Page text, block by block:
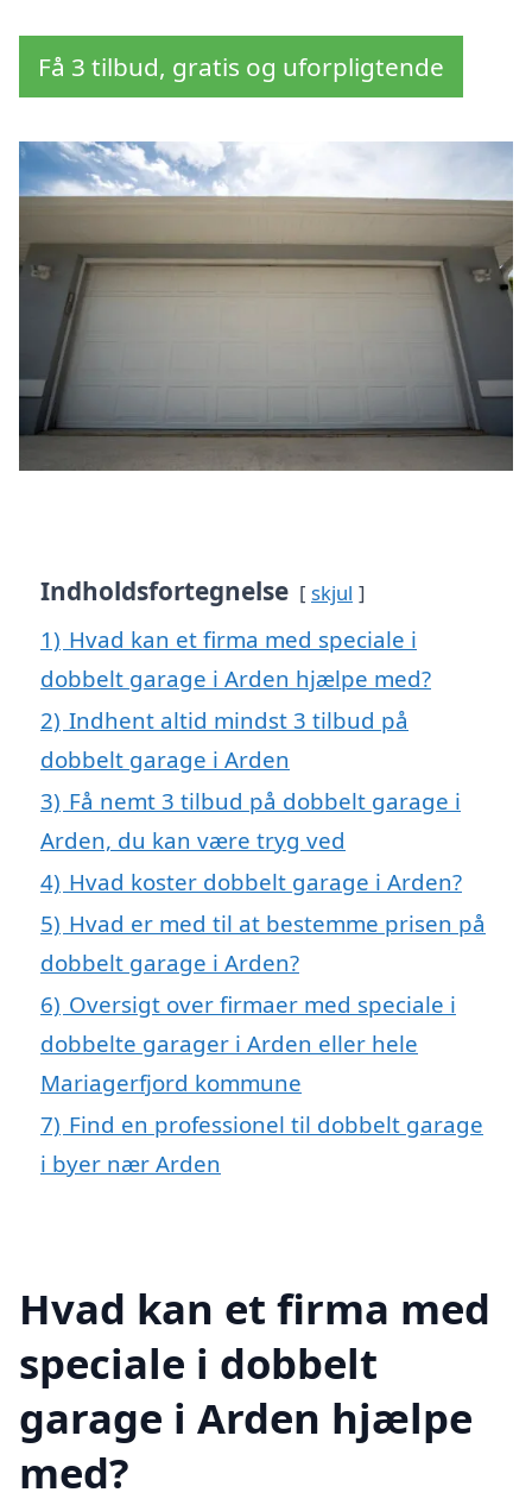
Få 3 tilbud, gratis og uforpligtende
Indholdsfortegnelse skjul
1) Hvad kan et firma med speciale i
dobbelt garage i Arden hjælpe med?
2) Indhent altid mindst 3 tilbud på
dobbelt garage i Arden
3) Få nemt 3 tilbud på dobbelt garage i
Arden, du kan være tryg ved
4) Hvad koster dobbelt garage i Arden?
5) Hvad er med til at bestemme prisen på
dobbelt garage i Arden?
6) Oversigt over firmaer med speciale i
dobbelte garager i Arden eller hele
Mariagerfjord kommune
7) Find en professionel til dobbelt garage
i byer nær Arden
Hvad kan et firma med
speciale i dobbelt
garage i Arden hjælpe
med?